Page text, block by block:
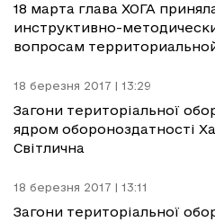
18 марта глава ХОГА
инструктивно-
вопросам
18 березня 2017 | 13:29
Загони територіальної
ядром обороноздатності
Світлична
18 березня 2017 | 13:11
Загони територіальної